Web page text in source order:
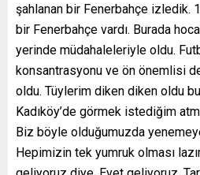
şahlanan bir Fenerbahçe izledik.
bir Fenerbahçe vardı. Burada
yerinde müdahaleleriyle oldu.
konsantrasyonu ve ön önemlisi
oldu. Tüylerim diken diken oldu
Kadıköy’de görmek istediğim
Biz böyle olduğumuzda
Hepimizin tek yumruk olması